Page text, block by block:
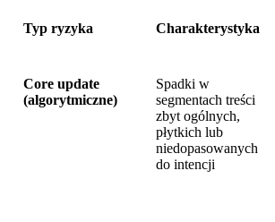
Typ ryzyka Charakterystyka
Core update
(algorytmiczne)
Spadki w
segmentach treści
zbyt ogólnych,
płytkich lub
niedopasowanych
do intencji